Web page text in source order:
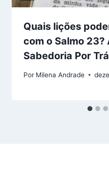
Quais lições
com o Salmo 23?
Sabedoria Por
Por Milena Andrade